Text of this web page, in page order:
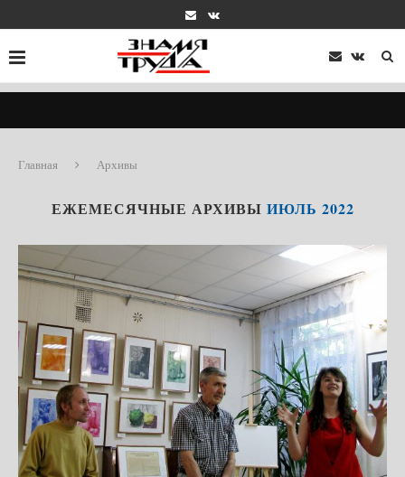
Главная Архивы
ЕЖЕМЕСЯЧНЫЕ АРХИВЫ ИЮЛЬ 2022